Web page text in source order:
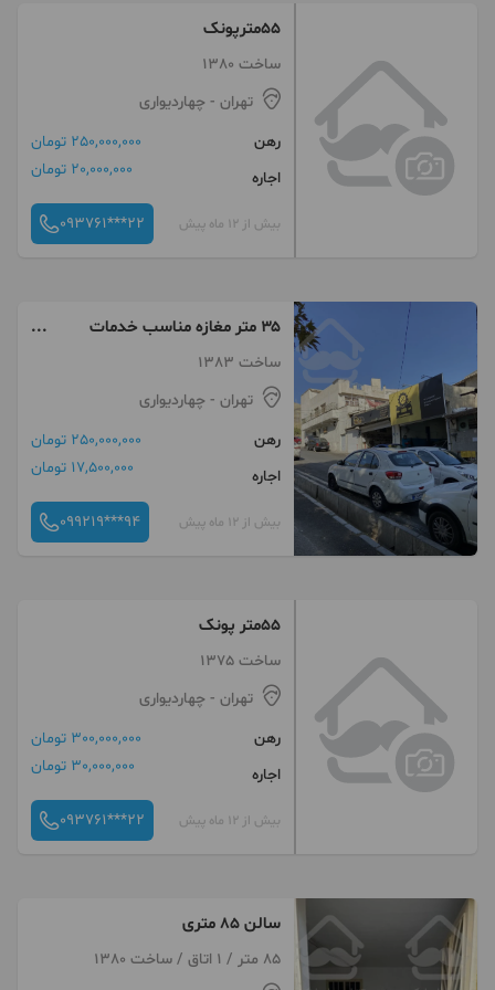
۵۵مترپونک
ساخت 1380
تهران - چهاردیواری
رهن
250,000,000 تومان
اجاره
20,000,000 تومان
بیش از 12 ماه پیش 093761***22
۳۵ متر مغازه مناسب خدمات
خودرویی
ساخت 1383
تهران - چهاردیواری
رهن
250,000,000 تومان
اجاره
17,500,000 تومان
بیش از 12 ماه پیش 099219***94
۵۵متر پونک
ساخت 1375
تهران - چهاردیواری
رهن
300,000,000 تومان
اجاره
30,000,000 تومان
بیش از 12 ماه پیش 093761***22
سالن ٨٥ متری
85 متر / 1 اتاق / ساخت 1380